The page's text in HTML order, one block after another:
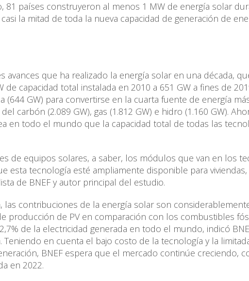
81 países construyeron al menos 1 MW de energía solar
la mitad de toda la nueva capacidad de generación de
avances que ha realizado la energía solar en una década,
de capacidad total instalada en 2010 a 651 GW a fines de
(644 GW) para convertirse en la cuarta fuente de energía
carbón (2.089 GW), gas (1.812 GW) e hidro (1.160 GW).
en todo el mundo que la capacidad total de todas las
de equipos solares, a saber, los módulos que van en los
esta tecnología esté ampliamente disponible para
de BNEF y autor principal del estudio.
las contribuciones de la energía solar son
producción de PV en comparación con los combustibles
de la electricidad generada en todo el mundo, indicó
Teniendo en cuenta el bajo costo de la tecnología y la
BNEF espera que el mercado continúe creciendo,
en 2022.